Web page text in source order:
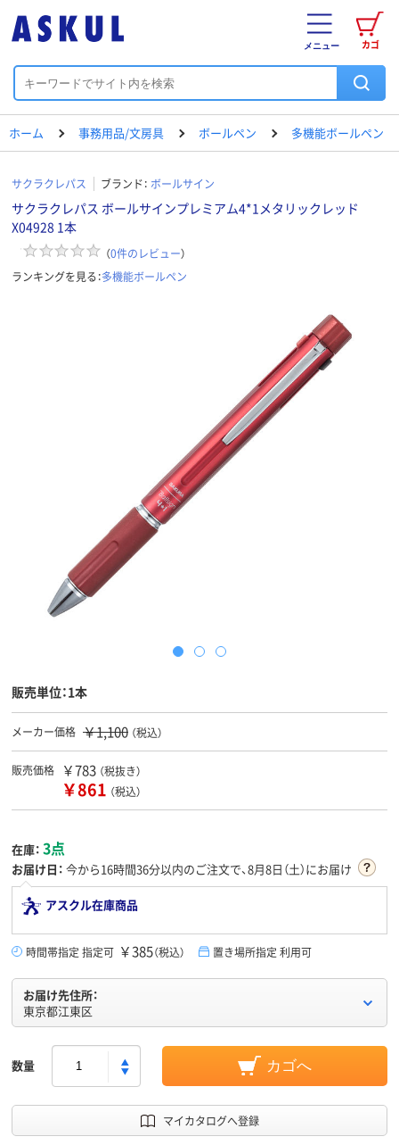
カゴ
メニュー
ホーム 事務用品/文房具 ボールペン 多機能ボールペン
サクラクレパス ブランド： ボールサイン
サクラクレパス ボールサインプレミアム4*1メタリックレッド
X04928 1本
（0件のレビュー）
ランキングを見る：多機能ボールペン
販売単位：1本
メーカー価格 ￥1,100 （税込）
販売価格 ￥783 （税抜き）
￥861 （税込）
在庫： 3点
お届け日： 今から16時間36分以内のご注文で、8月8日（土）にお届け
アスクル在庫商品
時間帯指定 指定可 ￥385（税込） 置き場所指定 利用可
お届け先住所：
東京都江東区
数量 カゴへ
マイカタログへ登録